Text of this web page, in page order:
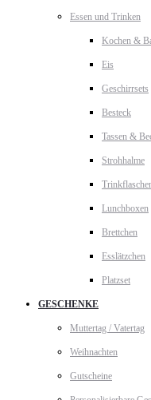
Essen und Trinken
Kochen &
Eis
Geschirrsets
Besteck
Tassen &
Strohhalme
Lunchboxen
Brettchen
Esslätzchen
Platzset
GESCHENKE
Muttertag / Vatertag
Weihnachten
Gutscheine